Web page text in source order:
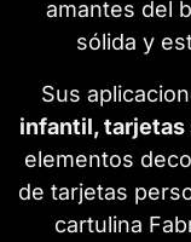
amantes del
sólida y
Sus
infantil, tarjetas
elementos
de tarjetas
cartulina